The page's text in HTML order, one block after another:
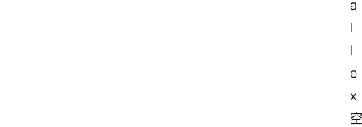
a
l
l
e
x
空